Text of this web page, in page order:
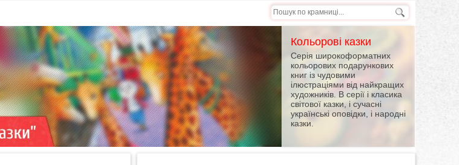
Кольорові казки
Серія широкоформатних
кольорових подарункових
книг із чудовими
ілюстраціями від найкращих
художників. В серії і класика
світової казки, і сучасні
українські оповідки, і народні
казки.